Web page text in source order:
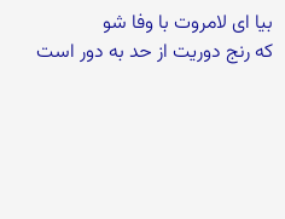
بیا ای لامروت با وفا شو
که رنج دوریت از حد به دور است